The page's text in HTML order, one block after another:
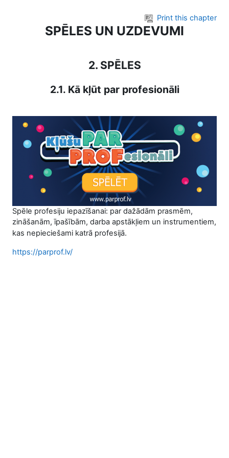
Print this chapter
SPĒLES UN UZDEVUMI
2. SPĒLES
2.1. Kā kļūt par profesionāli
Spēle profesiju iepazīšanai: par dažādām prasmēm,
zināšanām, īpašībām, darba apstākļiem un instrumentiem,
kas nepieciešami katrā profesijā.
https://parprof.lv/